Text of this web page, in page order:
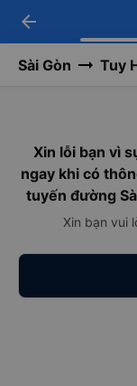
-
arrow_back
Sài Gòn Tuy
Xin lỗi bạn vì
ngay khi có
tuyến đường
Xin bạn vui